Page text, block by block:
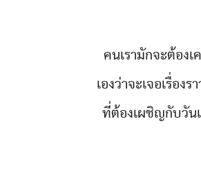
คนเรามักจะต้อง
เองว่าจะเจอเรื่อ
ที่ต้องเผชิญกับวัน